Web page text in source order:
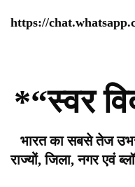
https://
*“स्वर
भारत का सबसे तेज
राज्यों, जिला, नगर एवं